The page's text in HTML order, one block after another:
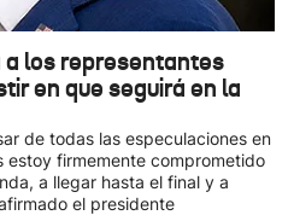
los representantes
en que seguirá en la
de todas las especulaciones en
estoy firmemente comprometido
a llegar hasta el final y a
el presidente